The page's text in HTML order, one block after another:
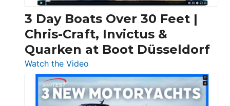
3 Day Boats Over 30 Feet |
Chris-Craft, Invictus &
Quarken at Boot Düsseldorf
Watch the Video
3
Day
Boats